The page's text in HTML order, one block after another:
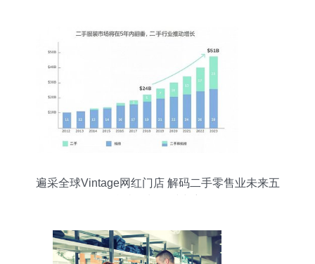
遍采全球Vintage网红门店 解码二手零售业未来五